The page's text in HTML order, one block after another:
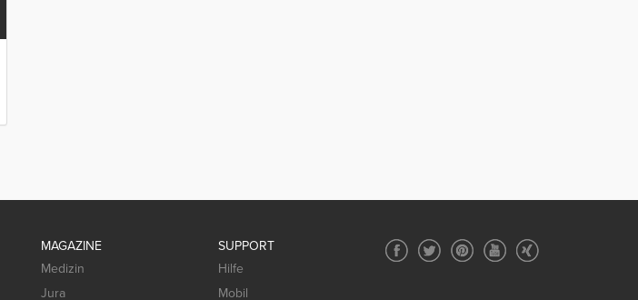
MAGAZINE
Medizin
Jura
SUPPORT
Hilfe
Mobil